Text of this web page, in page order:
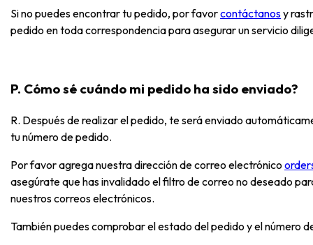
Si no puedes encontrar tu pedido, por favorcontáctanosy
pedido en toda correspondencia para asegurar un servicio
P. Cómo sé cuándo mi pedido ha sido enviado?
R. Después de realizar el pedido, te será enviado
tu número de pedido.
Por favor agrega nuestra dirección de correo electrónico
asegúrate que has invalidado el filtro de correo no deseado
nuestros correos electrónicos.
También puedes comprobar el estado del pedido y el número